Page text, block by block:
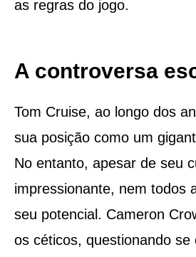
as regras do jogo.
A controversa
Tom Cruise, ao longo dos
sua posição como um
No entanto, apesar de seu
impressionante, nem todos
seu potencial. Cameron
os céticos, questionando se